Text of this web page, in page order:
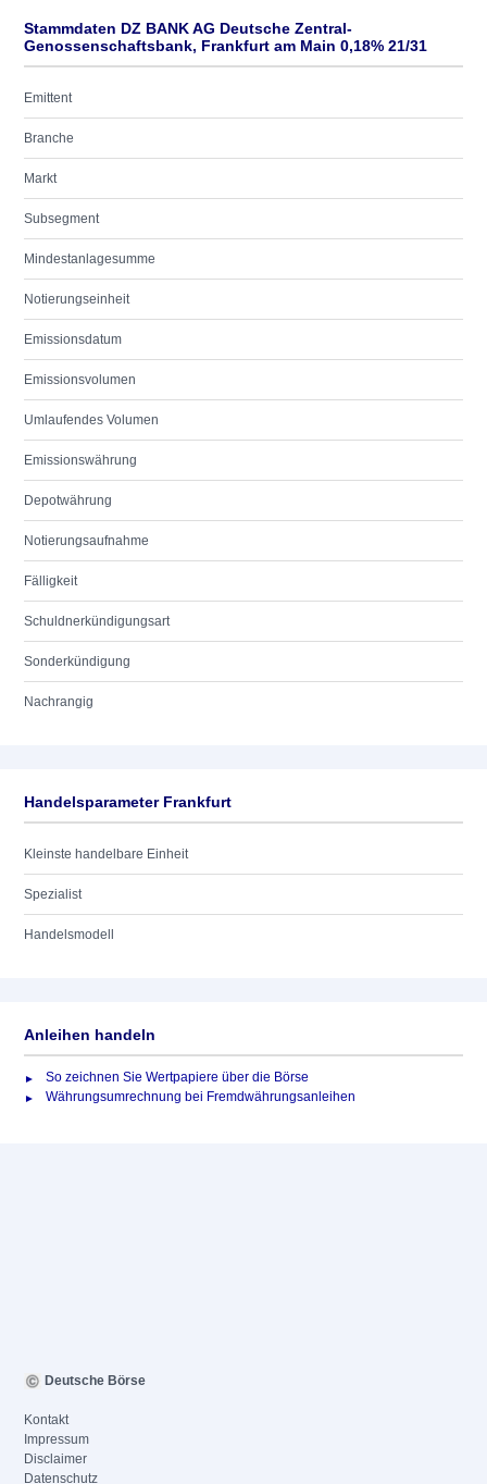
Stammdaten DZ BANK AG Deutsche Zentral-
Genossenschaftsbank, Frankfurt am Main 0,18% 21/31
Emittent
Branche
Markt
Subsegment
Mindestanlagesumme
Notierungseinheit
Emissionsdatum
Emissionsvolumen
Umlaufendes Volumen
Emissionswährung
Depotwährung
Notierungsaufnahme
Fälligkeit
Schuldnerkündigungsart
Sonderkündigung
Nachrangig
Handelsparameter Frankfurt
Kleinste handelbare Einheit
Spezialist
Handelsmodell
Anleihen handeln
So zeichnen Sie Wertpapiere über die Börse
Währungsumrechnung bei Fremdwährungsanleihen
Deutsche Börse
Kontakt
Impressum
Disclaimer
Datenschutz